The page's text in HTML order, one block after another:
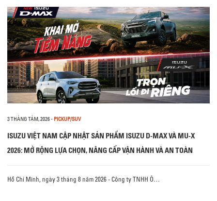
3 THÁNG TÁM, 2026- PICKUP/SUV
ISUZU VIỆT NAM CẬP NHẬT SẢN PHẨM ISUZU D-MAX VÀ MU-X
2026: MỞ RỘNG LỰA CHỌN, NÂNG CẤP VẬN HÀNH VÀ AN TOÀN
Hồ Chí Minh, ngày 3 tháng 8 năm 2026 - Công ty TNHH Ô…